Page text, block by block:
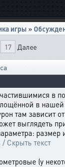
игры »
17 Далее
в
в нашей
там зависит
выглядеть
/ Скрыть текст
(у